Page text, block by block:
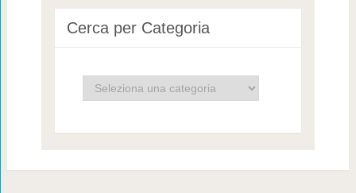
Cerca per Categoria
Cerca
per